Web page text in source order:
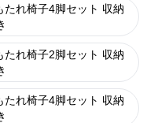
れ椅子4脚セット 収納
れ椅子2脚セット 収納
れ椅子4脚セット 収納